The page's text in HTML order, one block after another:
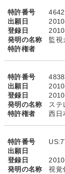
特許番号
出願日
登録日
発明の名称
監視
特許権者
特許番号
出願日
登録日
発明の名称
ステ
特許権者
西日
特許番号
出願日
登録日
発明の名称
視覚